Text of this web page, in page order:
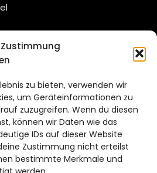
zu bieten, verwenden wir
um Geräteinformationen zu
zuzugreifen. Wenn du diesen
können wir Daten wie das
IDs auf dieser Website
Zustimmung nicht erteilst
bestimmte Merkmale und
– 65
FÜR